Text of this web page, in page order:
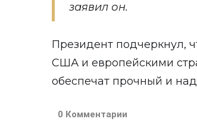
заявил он.
Президент подчеркнул,
США и европейскими
обеспечат прочный и
0 Комментарии